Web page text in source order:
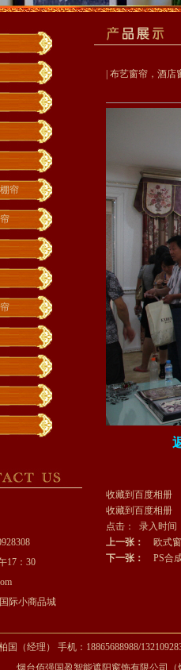
帘
17：30
际小商品城
布艺窗帘，酒店
收藏到百度相册
收藏到百度相册
点击： 录入时间
上一张：
欧式
下一张：
PS合
国（经理） 手机：18865688988/
烟台佰强国盈智能遮阳窗饰有限公司